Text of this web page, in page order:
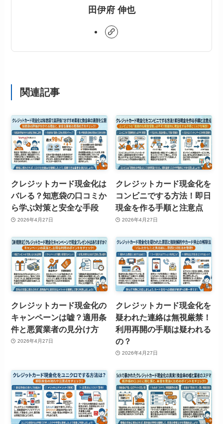
田伊府 伸也
関連記事
クレジットカード現金化は
バレる？知恵袋の口コミか
ら学ぶ対策と安全な手段
2026年4月27日
クレジットカード現金化を
コンビニでする方法！即日
現金を作る手順と注意点
2026年4月27日
クレジットカード現金化の
キャンペーンは嘘？適用条
件と悪質業者の見分け方
2026年4月27日
クレジットカード現金化を
疑われた連絡は無視厳禁！
利用再開の手順は疑われる
の？
2026年4月27日